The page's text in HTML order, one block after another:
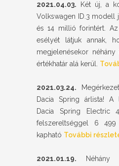
2021.04.03. Két új, a
Volkswagen ID.3 modell
és 14 millió forintért.
esélyét látjuk annak,
megjelenésekor
értékhatár alá kerül.
2021.03.24.
Dacia Spring árlista! A
Dacia Spring Electric
felszereltséggel 6
kapható További
2021.01.19. Néhány